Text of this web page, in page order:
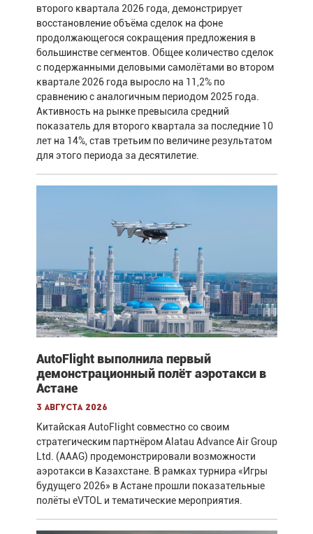
второго квартала 2026 года, демонстрирует
восстановление объёма сделок на фоне
продолжающегося сокращения предложения в
большинстве сегментов. Общее количество сделок
с подержанными деловыми самолётами во втором
квартале 2026 года выросло на 11,2% по
сравнению с аналогичным периодом 2025 года.
Активность на рынке превысила средний
показатель для второго квартала за последние 10
лет на 14%, став третьим по величине результатом
для этого периода за десятилетие.
AutoFlight выполнила первый
демонстрационный полёт аэротакси в
Астане
3 августа 2026
Китайская AutoFlight совместно со своим
стратегическим партнёром Alatau Advance Air Group
Ltd. (AAAG) продемонстрировали возможности
аэротакси в Казахстане. В рамках турнира «Игры
будущего 2026» в Астане прошли показательные
полёты eVTOL и тематические мероприятия.